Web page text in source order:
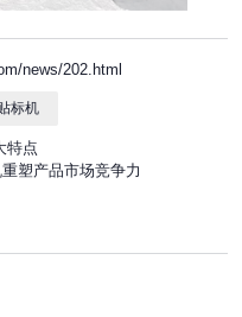
news/202.html
标机
特点
塑产品市场竞争力